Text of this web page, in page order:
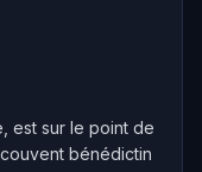
est sur le point de
bénédictin